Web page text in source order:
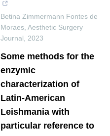
Betina Zimmermann Fontes de
Moraes Aesthetic Surgery
Journal
2023
Some methods for the
enzymic
characterization of
Latin-American
Leishmania with
particular reference to